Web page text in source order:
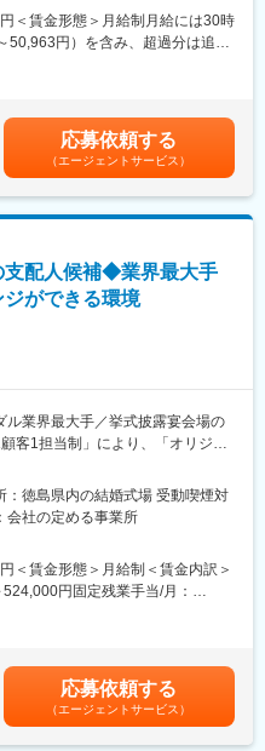
がら、先輩社員の営業に同行して
メンバーとして営業を行います
支店長になっていただきたいと
期休暇や土日祝は比較的取りや
メニュー実践や新メニュー開発補
に携わります。
20代～60代まで幅広い世代が協
ます。
志向やキャリアアップを目指す方
の直接指導で実践的に学べま
の間で8時間勤務）、完全週休
を支え、将来的にはメニュー作成
ションも目指せます。
＜賃金形態＞月給制月給には30時
50,963円）を含み、超過分は追加
手当を含む）＜昇給有無＞有＜残
ーの作成から仕上げまでをおひと
支給します。専門職手当：
含む）賃金はあくまでも目安の金
る可能性があります。月給(月額)は
応募依頼する
（エージェントサービス）
支配人候補◆業界最大手
ができる環境
ル業界最大手／挙式披露宴会場の
客1担当制」により、「オリジナ
候補研修（座学や現場研修など）
ていただきます。
単価・売上・原価・販管費・利
務
容、衣装、写真撮影など、各部署
取りながら、全体のマネジメント
：徳島県内の結婚式場 受動喫煙対
会社の定める事業所
＜賃金形態＞月給制＜賃金内訳＞
円固定残業手当/月：
うえ、決定します。月間30時間の
残業手当を支給■昇給:年2回■賞与:
額であり、選考を通じて上下する
固定手当を含めた表記です。
応募依頼する
（エージェントサービス）